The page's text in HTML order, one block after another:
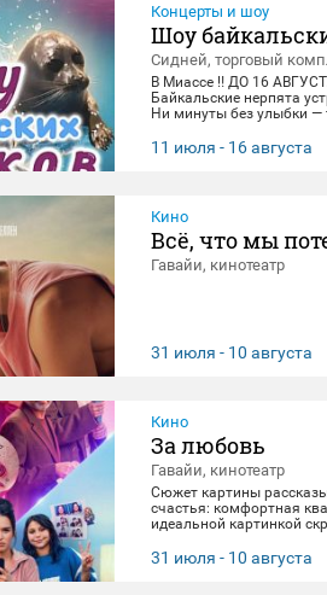
Концерты и шоу
Шоу
Сидней, торговый
В Миассе ‼️ ДО 16
Байкальские нерпята
Ни минуты без улыбки —
14:00, 16:00,18:30
вторник(Санитарный
11 июля - 16 августа
Кино
Всё, что мы
Гавайи, кинотеатр
31 июля - 10 августа
Кино
За любовь
Гавайи, кинотеатр
Сюжет картины
счастья: комфортная
идеальной картинкой
получает бутылку с
приключение, полное
31 июля - 10 августа